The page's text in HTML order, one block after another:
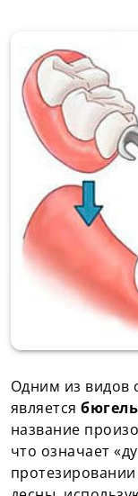
Одним из видов
является
название
что означает